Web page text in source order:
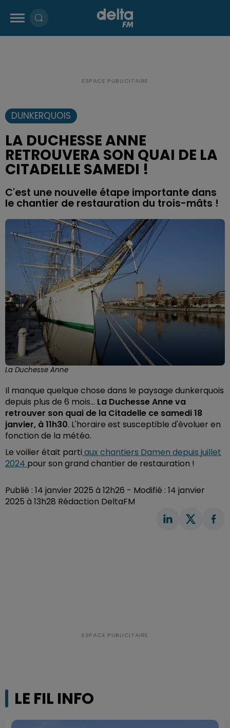
DUNKERQUOIS
LA DUCHESSE ANNE
RETROUVERA SON QUAI DE LA
CITADELLE SAMEDI !
C'est une nouvelle étape importante dans
le chantier de restauration du trois-mâts !
La Duchesse Anne
Il manque quelque chose dans le paysage dunkerquois
depuis plus de 6 mois... La Duchesse Anne va
retrouver son quai de la Citadelle ce samedi 18
janvier, à 11h30. L'horaire est susceptible d'évoluer en
fonction de la météo.
Le voilier était parti aux chantiers Damen depuis juillet
2024 pour son grand chantier de restauration !
Publié : 14 janvier 2025 à 12h26 - Modifié : 14 janvier
2025 à 13h28 Rédaction DeltaFM
LE FIL INFO